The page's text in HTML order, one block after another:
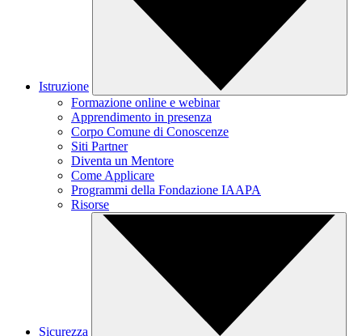
Istruzione
Formazione online e webinar
Apprendimento in presenza
Corpo Comune di Conoscenze
Siti Partner
Diventa un Mentore
Come Applicare
Programmi della Fondazione IAAPA
Risorse
Sicurezza